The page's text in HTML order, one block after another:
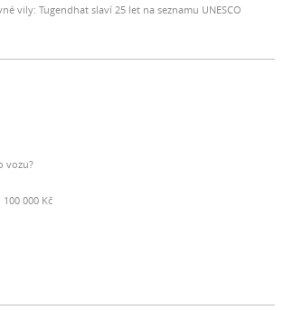
vily: Tugendhat slaví 25 let na seznamu UNESCO
vozu?
000 Kč